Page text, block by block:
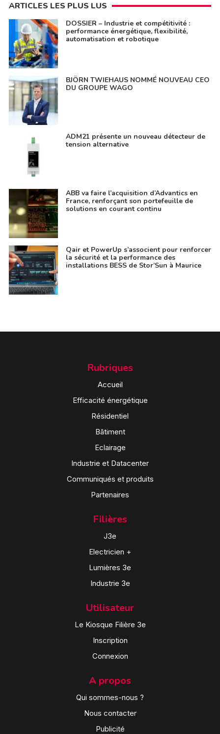
ARTICLES LES PLUS LUS
DOSSIER – Industrie et compétitivité :
performance énergétique, flexibilité,
automatisation et robotique
BJÖRN TWIEHAUS NOMMÉ NOUVEAU CEO
DU GROUPE WAGO
ADM21 présente un nouveau détecteur de
tension alternative
ABB va faire l’acquisition d’Advantics en
France, renforçant son portefeuille de
solutions en courant continu
Qair et PowerUp s’associent pour renforcer
la sécurité et la performance des
installations BESS de Stor’Sun à Maurice
Rubriques
Accueil
Efficacité énergétique
Résidentiel
Bâtiment
Eclairage
Industrie et Datacenter
Communiqués et produits
Partenaires
Filières
J3e
Electricien +
Lumières 3e
Industrie 3e
Utilisateur
Le Kiosque Filière 3e
Inscription
Connexion
A propos
Qui sommes-nous ?
Nous contacter
Publicité